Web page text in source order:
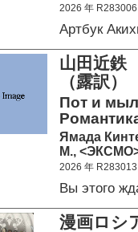
2026 年 R283006
Артбук
山田近
（露訳）
Пот и
Ямада
М.,
2026 年 R283013
Вы этого
漫画ロシ